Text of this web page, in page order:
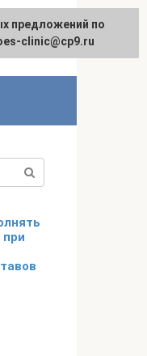
предложений по
clinic@cp9.ru